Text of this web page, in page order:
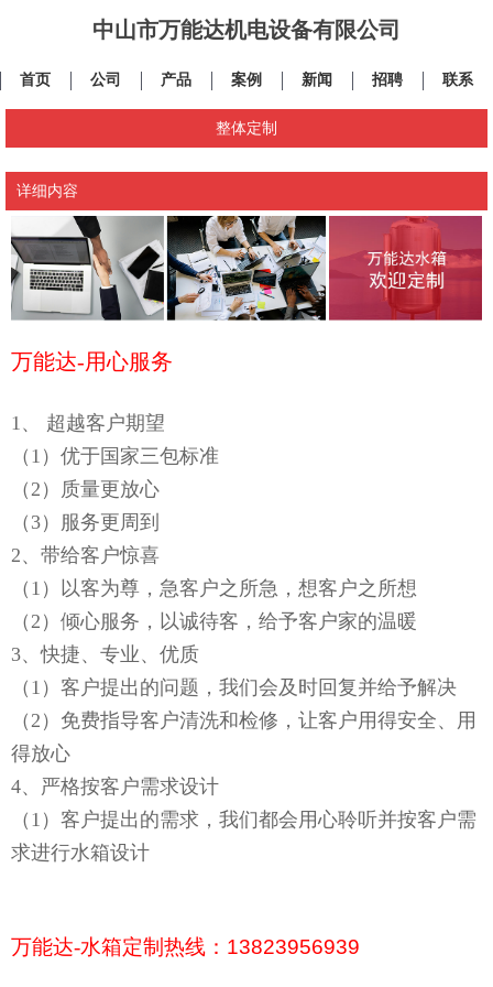
中山市万能达机电设备有限公司
首页 公司 产品 案例 新闻 招聘 联系
整体定制
详细内容
万能达-用心服务
1、 超越客户期望
（1）优于国家三包标准
（2）质量更放心
（3）服务更周到
2、带给客户惊喜
（1）以客为尊，急客户之所急，想客户之所想
（2）倾心服务，以诚待客，给予客户家的温暖
3、快捷、专业、优质
（1）客户提出的问题，我们会及时回复并给予解决
（2） 免费指导客户清洗和检修，让客户用得安全、用
得放心
4、严格按客户需求设计
（1）客户提出的需求，我们都会用心聆听并按客户需
求进行水箱设计
万能达-水箱定制热线： 13823956939